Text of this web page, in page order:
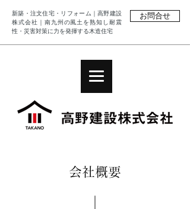
新築・注文住宅・リフォーム｜高野建設
株式会社｜南九州の風土を熟知し耐震
性・災害対策に力を発揮する木造住宅
お問合せ
会社概要